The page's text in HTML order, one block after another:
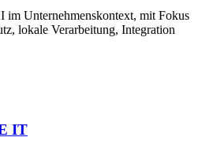
im Unternehmenskontext, mit Fokus
lokale Verarbeitung, Integration
IT